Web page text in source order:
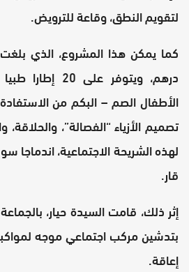
لتقويم النطق، وقاعة للترويض.
درهم، ويتوفر
الأطفال الصم – البكم من
تصميم الأزياء “الفصالة”،
لهذه الشريحة الاجتماعية،
قار.
إثر ذلك، قامت السيدة حيار،
بتدشين مركب اجتماعي موجه
إعاقة.